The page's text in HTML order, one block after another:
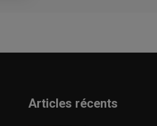
Articles récents